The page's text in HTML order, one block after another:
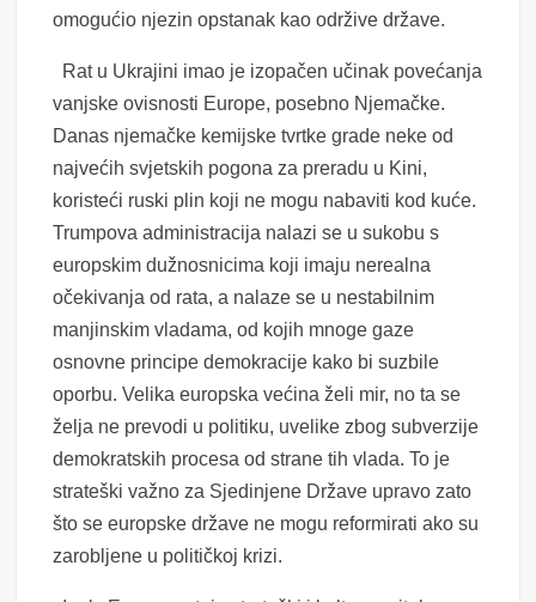
omogućio njezin opstanak kao održive države.
Rat u Ukrajini imao je izopačen učinak povećanja
vanjske ovisnosti Europe, posebno Njemačke.
Danas njemačke kemijske tvrtke grade neke od
najvećih svjetskih pogona za preradu u Kini,
koristeći ruski plin koji ne mogu nabaviti kod kuće.
Trumpova administracija nalazi se u sukobu s
europskim dužnosnicima koji imaju nerealna
očekivanja od rata, a nalaze se u nestabilnim
manjinskim vladama, od kojih mnoge gaze
osnovne principe demokracije kako bi suzbile
oporbu. Velika europska većina želi mir, no ta se
želja ne prevodi u politiku, uvelike zbog subverzije
demokratskih procesa od strane tih vlada. To je
strateški važno za Sjedinjene Države upravo zato
što se europske države ne mogu reformirati ako su
zarobljene u političkoj krizi.